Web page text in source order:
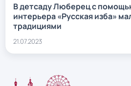
В детсаду Люберец с
интерьера «Русская изба»
традициями
21.07.2023